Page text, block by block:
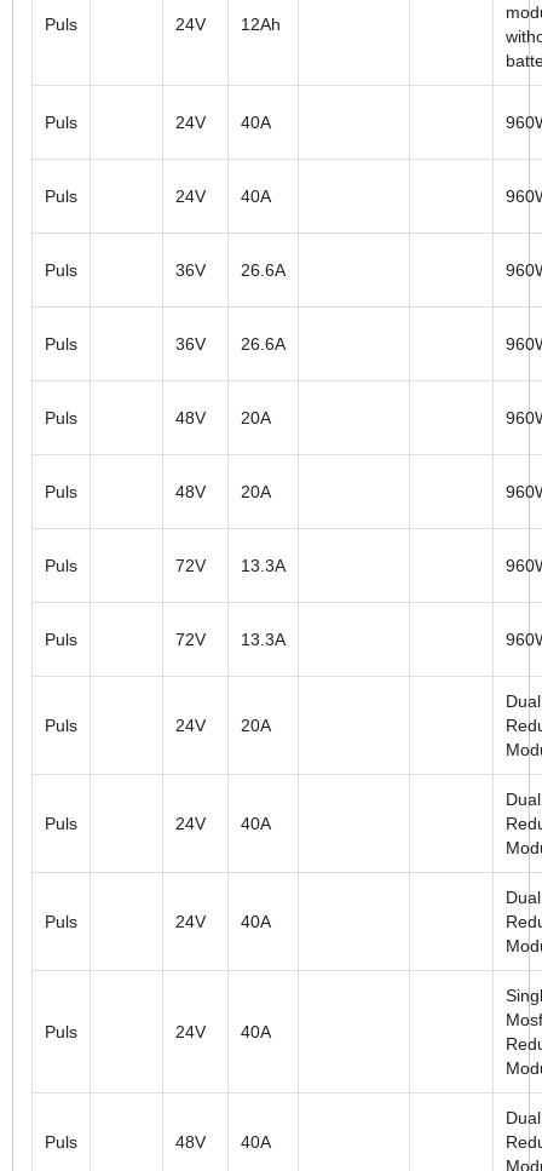
Puls 24V 12Ah
Puls 24V 40A
Puls 24V 40A
Puls 36V 26.6A
Puls 36V 26.6A
Puls 48V 20A
Puls 48V 20A
Puls 72V 13.3A
Puls 72V 13.3A
Puls 24V 20A
Puls 24V 40A
Puls 24V 40A
Puls 24V 40A
Puls 48V 40A